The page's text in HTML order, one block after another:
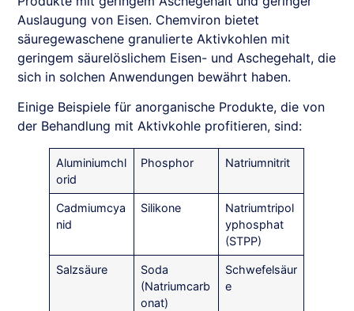
Auslaugung von Eisen. Chemviron bietet
säuregewaschene granulierte Aktivkohlen mit
geringem säurelöslichem Eisen- und Aschegehalt, die
sich in solchen Anwendungen bewährt haben.
Einige Beispiele für anorganische Produkte, die von
der Behandlung mit Aktivkohle profitieren, sind:
Aluminiumchl
orid
Phosphor Natriumnitrit
Cadmiumcya
nid
Silikone
Natriumtripol
yphosphat
(STPP)
Salzsäure
Soda
(Natriumcarb
onat)
Schwefelsäur
e